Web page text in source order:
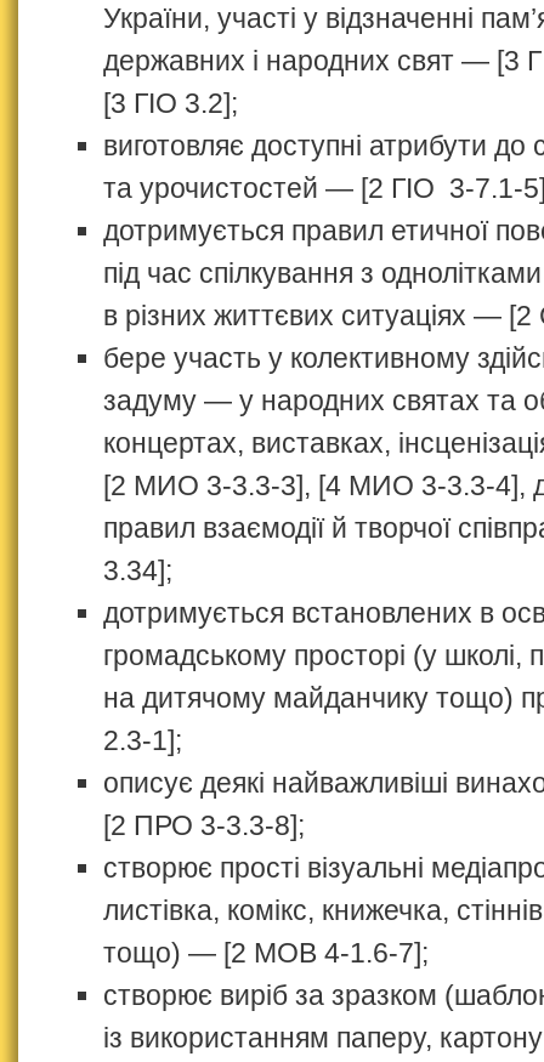
України, участі у відзначенні
державних і народних свят — [3
[3 ГІО 3.2];
виготовляє доступні атрибути до
та урочистостей — [2 ГІО 3-7.1-
дотримується правил етичної
під час спілкування з
в різних життєвих ситуаціях —
бере участь у колективному
задуму — у народних святах та
концертах, виставках,
[2 МИО 3-3.3-3], [4 МИО 3-3.3-4],
правил взаємодії й творчої
3.34];
дотримується встановлених в
громадському просторі (у школі,
на дитячому майданчику тощо)
2.3-1];
описує деякі найважливіші
[2 ПРО 3-3.3-8];
створює прості візуальні
листівка, комікс, книжечка,
тощо) — [2 МОВ 4-1.6-7];
створює виріб за зразком
із використанням паперу,